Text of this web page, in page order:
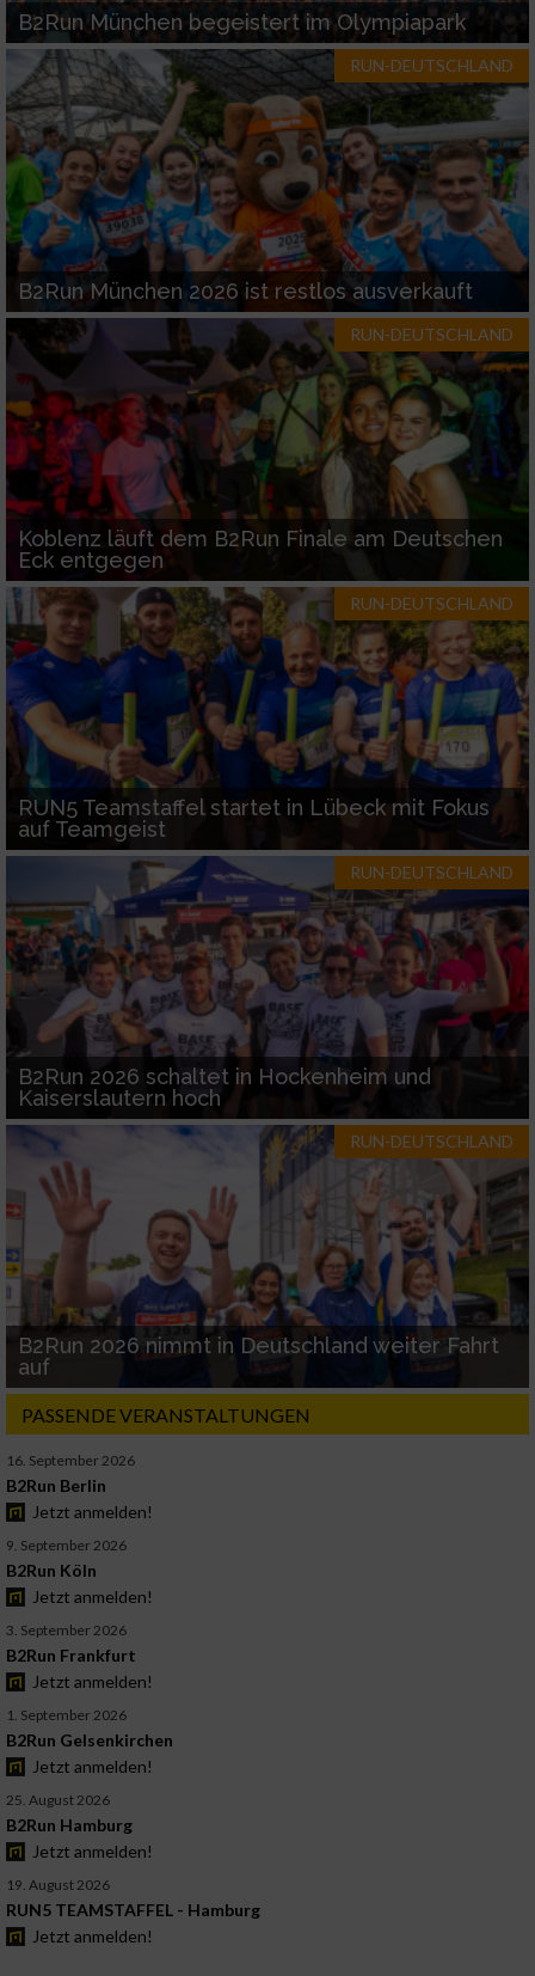
B2Run München begeistert im Olympiapark
RUN-DEUTSCHLAND
B2Run München 2026 ist restlos ausverkauft
RUN-DEUTSCHLAND
Koblenz läuft dem B2Run Finale am Deutschen
Eck entgegen
RUN-DEUTSCHLAND
RUN5 Teamstaffel startet in Lübeck mit Fokus
auf Teamgeist
RUN-DEUTSCHLAND
B2Run 2026 schaltet in Hockenheim und
Kaiserslautern hoch
RUN-DEUTSCHLAND
B2Run 2026 nimmt in Deutschland weiter Fahrt
auf
PASSENDE VERANSTALTUNGEN
16. September 2026
B2Run Berlin
Jetzt anmelden!
9. September 2026
B2Run Köln
Jetzt anmelden!
3. September 2026
B2Run Frankfurt
Jetzt anmelden!
1. September 2026
B2Run Gelsenkirchen
Jetzt anmelden!
25. August 2026
B2Run Hamburg
Jetzt anmelden!
19. August 2026
RUN5 TEAMSTAFFEL - Hamburg
Jetzt anmelden!